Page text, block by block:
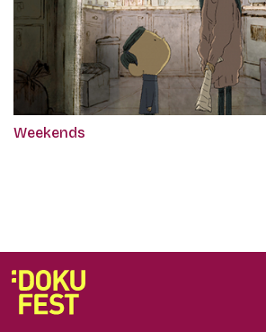
Weekends